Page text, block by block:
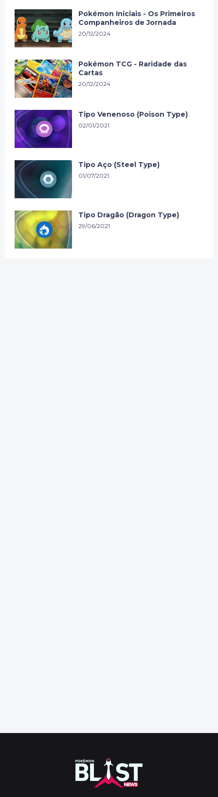
Pokémon Iniciais - Os Primeiros
Companheiros de Jornada
20/12/2024
Pokémon TCG - Raridade das
Cartas
20/12/2024
Tipo Venenoso (Poison Type)
02/01/2021
Tipo Aço (Steel Type)
01/07/2021
Tipo Dragão (Dragon Type)
29/06/2021